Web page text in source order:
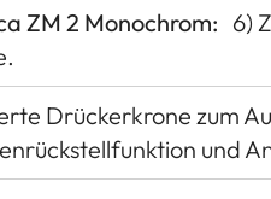
ZM 2 Monochrom: 6)
Drückerkrone zum
und